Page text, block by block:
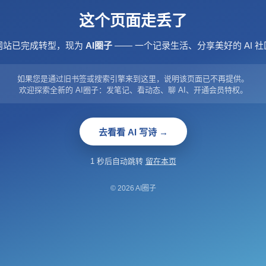
这个页面走丢了
站已完成转型，现为 AI圈子—— 一个记录生活、分享美好的 AI 社
如果您是通过旧书签或搜索引擎来到这里，说明该页面已不再提供。
欢迎探索全新的 AI圈子：发笔记、看动态、聊 AI、开通会员特权。
去看看 AI 写诗 →
1 秒后自动跳转 留在本页
© 2026 AI圈子